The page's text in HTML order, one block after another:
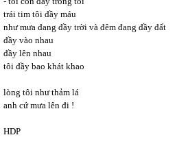
trái tim tôi đầy máu
như mưa đang đầy trời và đêm đang đầy đất
đầy vào nhau
đầy lên nhau
tôi đầy bao khát khao
lòng tôi như thảm lá
anh cứ mưa lên đi !
HDP